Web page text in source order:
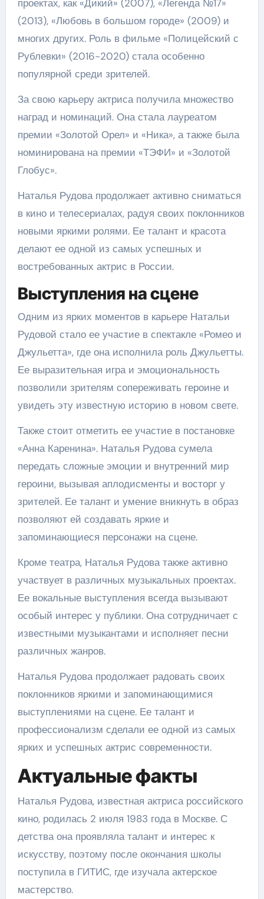
проектах, как «Дикий» (2007), «Легенда №17»
(2013), «Любовь в большом городе» (2009) и
многих других. Роль в фильме «Полицейский с
Рублевки» (2016-2020) стала особенно
популярной среди зрителей.
За свою карьеру актриса получила множество
наград и номинаций. Она стала лауреатом
премии «Золотой Орел» и «Ника», а также была
номинирована на премии «ТЭФИ» и «Золотой
Глобус».
Наталья Рудова продолжает активно сниматься
в кино и телесериалах, радуя своих поклонников
новыми яркими ролями. Ее талант и красота
делают ее одной из самых успешных и
востребованных актрис в России.
Выступления на сцене
Одним из ярких моментов в карьере Натальи
Рудовой стало ее участие в спектакле «Ромео и
Джульетта», где она исполнила роль Джульетты.
Ее выразительная игра и эмоциональность
позволили зрителям сопереживать героине и
увидеть эту известную историю в новом свете.
Также стоит отметить ее участие в постановке
«Анна Каренина». Наталья Рудова сумела
передать сложные эмоции и внутренний мир
героини, вызывая аплодисменты и восторг у
зрителей. Ее талант и умение вникнуть в образ
позволяют ей создавать яркие и
запоминающиеся персонажи на сцене.
Кроме театра, Наталья Рудова также активно
участвует в различных музыкальных проектах.
Ее вокальные выступления всегда вызывают
особый интерес у публики. Она сотрудничает с
известными музыкантами и исполняет песни
различных жанров.
Наталья Рудова продолжает радовать своих
поклонников яркими и запоминающимися
выступлениями на сцене. Ее талант и
профессионализм сделали ее одной из самых
ярких и успешных актрис современности.
Актуальные факты
Наталья Рудова, известная актриса российского
кино, родилась 2 июля 1983 года в Москве. С
детства она проявляла талант и интерес к
искусству, поэтому после окончания школы
поступила в ГИТИС, где изучала актерское
мастерство.